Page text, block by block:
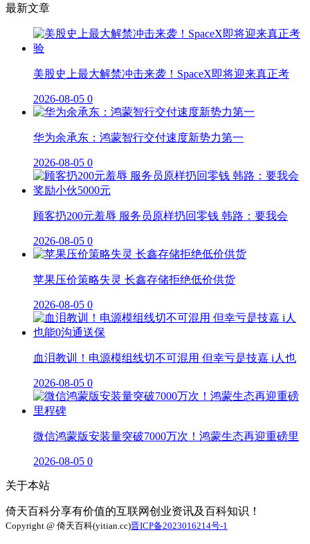
最新文章
美股史上最大解禁冲击来袭！SpaceX即将迎来真正考
2026-08-05 0
华为余承东：鸿蒙智行交付速度新势力第一
2026-08-05 0
顾客扔200元羞辱 服务员原样扔回零钱 韩路：要我会
2026-08-05 0
苹果压价策略失灵 长鑫存储拒绝低价供货
2026-08-05 0
血泪教训！电源模组线切不可混用 但幸亏是技嘉 i人也
2026-08-05 0
微信鸿蒙版安装量突破7000万次！鸿蒙生态再迎重磅里
2026-08-05 0
关于本站
倚天百科分享有价值的互联网创业资讯及百科知识！
Copyright @ 倚天百科(yitian.cc)晋ICP备2023016214号-1